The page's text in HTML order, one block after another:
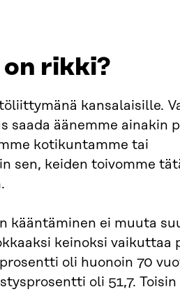
on rikki?
kansalaisille.
saada äänemme ainakin
kotikuntamme tai
sen, keiden toivomme
kääntäminen ei muuta
keinoksi vaikuttaa
oli huonoin 70
oli 51,7. Toisin